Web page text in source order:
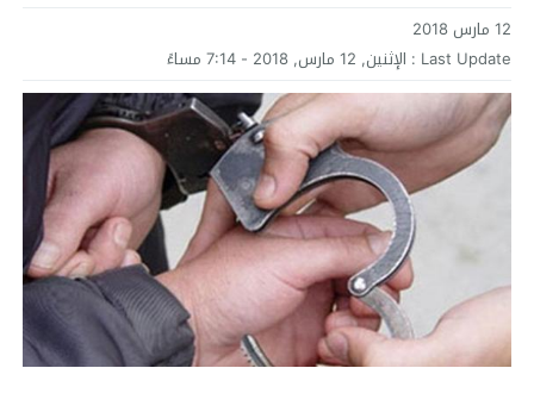
12 مارس 2018
Last Update : الإثنين, 12 مارس, 2018 - 7:14 مساءً